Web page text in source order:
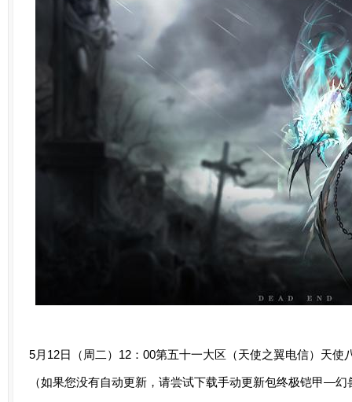
5月12日（周二）12：00第五十一大区（天使之翼电信）天
（如果您没有自动更新，请尝试下载手动更新包终极铠甲—